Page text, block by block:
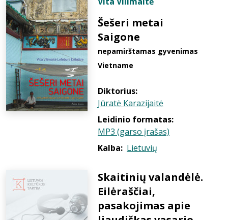
Šešeri metai
Saigone
nepamirštamas gyvenimas
Vietname
Diktorius:
Jūratė Karazijaitė
Leidinio formatas:
MP3 (garso įrašas)
Kalba: Lietuvių
Skaitinių valandėlė.
Eilėraščiai,
pasakojimas apie